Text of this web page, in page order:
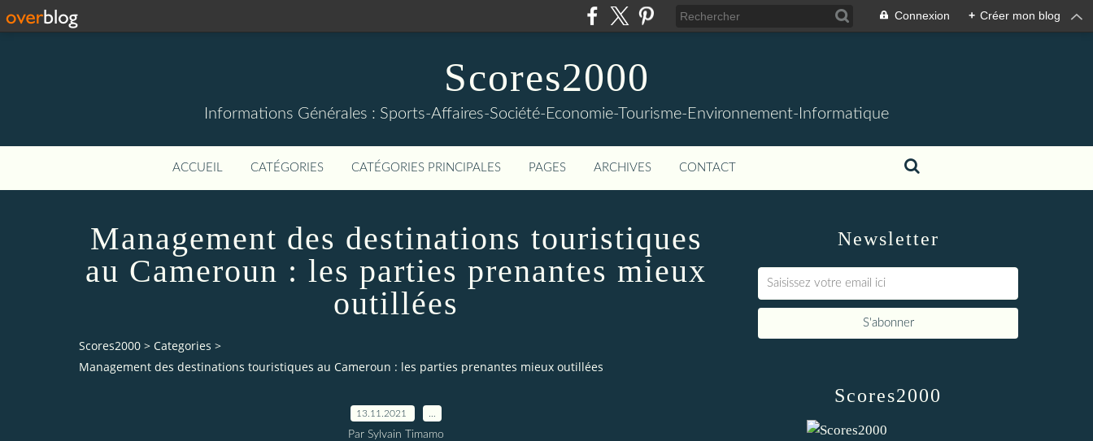
Connexion + Créer mon blog
Scores2000
Informations Générales : Sports-Affaires-Société-Economie-Tourisme-Environnement-Informatique
ACCUEIL CATÉGORIES CATÉGORIES PRINCIPALES PAGES ARCHIVES CONTACT
Management des destinations touristiques
au Cameroun : les parties prenantes mieux
outillées
Scores2000 > Categories >
Management des destinations touristiques au Cameroun : les parties prenantes mieux outillées
13.11.2021
Par Sylvain Timamo
Newsletter
Scores2000